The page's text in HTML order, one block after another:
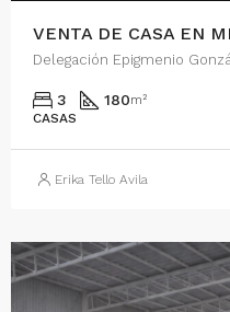
3 180m²
CASAS
Erika Tello Avila